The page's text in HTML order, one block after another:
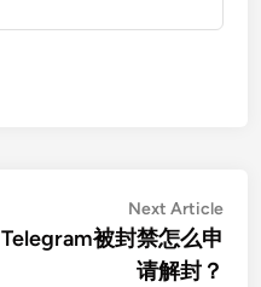
Next Article
Telegram被封禁怎么申
请解封？